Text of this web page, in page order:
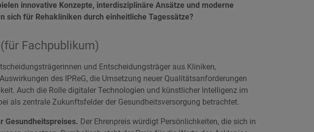
innovative Konzepte, interdisziplinäre Ansätze und moderne
sich für Rehakliniken durch einheitliche Tagessätze?
Fachpublikum)
und Entscheidungsträger aus Kliniken,
des IPReG, die Umsetzung neuer Qualitätsanforderungen
Auch die Rolle digitaler Technologien und künstlicher Intelligenz im
als zentrale Zukunftsfelder der Gesundheitsversorgung betrachtet.
Gesundheitspreises. Der Ehrenpreis würdigt Persönlichkeiten, die sich in